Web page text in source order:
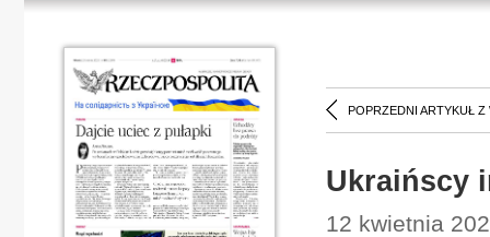
POPRZEDNI ARTYKUŁ Z
Ukraińscy
12 kwietnia